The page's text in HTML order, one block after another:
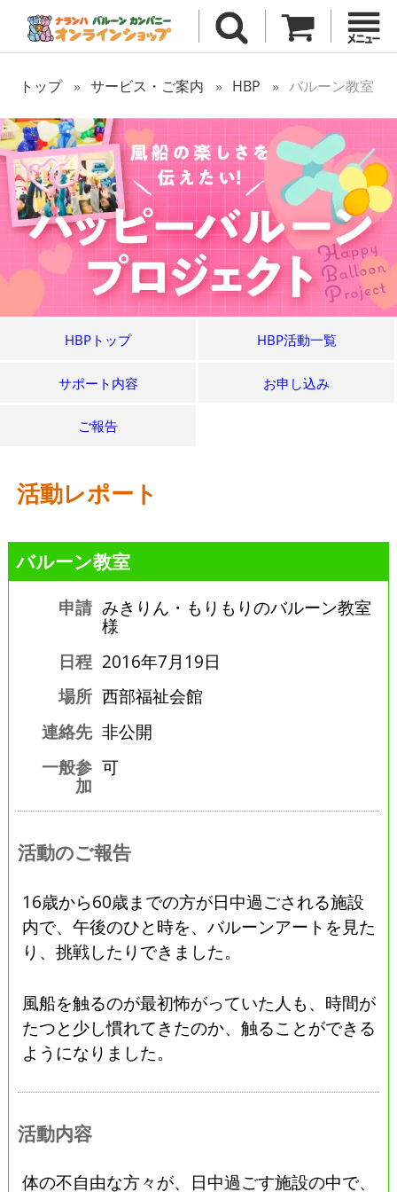
トップ サービス・ご案内 HBP バルーン教室
HBPトップ HBP活動一覧
サポート内容 お申し込み
ご報告
活動レポート
バルーン教室
申請 みきりん・もりもりのバルーン教室
様
日程 2016年7月19日
場所 西部福祉会館
連絡先 非公開
一般参
加
可
活動のご報告
16歳から60歳までの方が日中過ごされる施設
内で、午後のひと時を、バルーンアートを見た
り、挑戦したりできました。
風船を触るのが最初怖がっていた人も、時間が
たつと少し慣れてきたのか、触ることができる
ようになりました。
活動内容
体の不自由な方々が、日中過ごす施設の中で、